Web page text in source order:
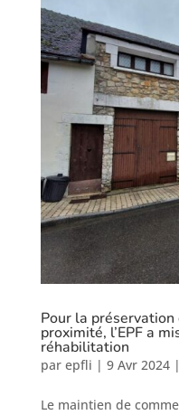
Pour la préservation
proximité, l’EPF a
réhabilitation
par epfli | 9 Avr 2024|
Le maintien de